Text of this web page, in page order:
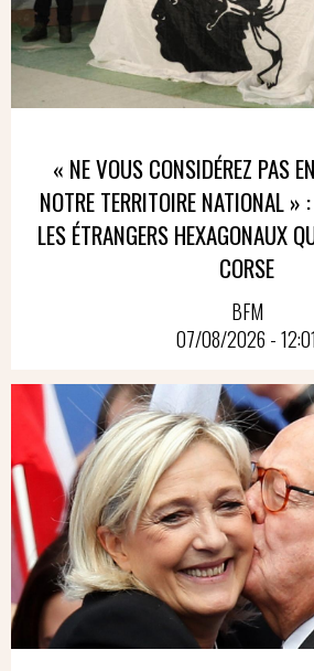
« NE VOUS CONSIDÉREZ PAS
NOTRE TERRITOIRE NATIONAL »
LES ÉTRANGERS HEXAGONAUX
CORSE
BFM
07/08/2026 - 12:01